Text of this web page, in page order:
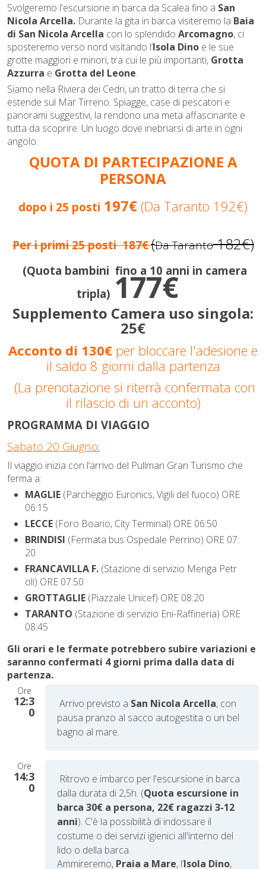
Svolgeremo l'escursione in barca da Scalea fino a San
Nicola Arcella. Durante la gita in barca visiteremo la Baia
di San Nicola Arcella con lo splendido Arcomagno, ci
sposteremo verso nord visitando l’Isola Dino e le sue
grotte maggiori e minori, tra cui le più importanti, Grotta
Azzurra e Grotta del Leone.
Siamo nella Riviera dei Cedri, un tratto di terra che si
estende sul Mar Tirreno. Spiagge, case di pescatori e
panorami suggestivi, la rendono una meta affascinante e
tutta da scoprire. Un luogo dove inebriarsi di arte in ogni
angolo.
QUOTA DI PARTECIPAZIONE A
PERSONA
dopo i 25 posti 197€ (Da Taranto 192€)
Per i primi 25 posti187€(Da Taranto182€)
(Quota bambini fino a 10 anni in camera
tripla) 177€
Supplemento Camera uso singola:
25€
Acconto di 130€ per bloccare l'adesione e
il saldo 8 giorni dalla partenza
(La prenotazione si riterrà confermata con
il rilascio di un acconto)
PROGRAMMA DI VIAGGIO
Sabato 20 Giugno:
Il viaggio inizia con l’arrivo del Pullman Gran Turismo che
ferma a:
MAGLIE (Parcheggio Euronics, Vigili del fuoco) ORE
06:15
LECCE (Foro Boario, City Terminal) ORE 06:50
BRINDISI (Fermata bus Ospedale Perrino) ORE 07:
20
FRANCAVILLA F. (Stazione di servizio Menga Petr
oli) ORE 07:50
GROTTAGLIE (Piazzale Unicef) ORE 08:20
TARANTO (Stazione di servizio Eni-Raffineria) ORE
08:45
Gli orari e le fermate potrebbero subire variazioni e
saranno confermati 4 giorni prima dalla data di
partenza.
Ore
12:3
0
Arrivo previsto a San Nicola Arcella, con
pausa pranzo al sacco autogestita o un bel
bagno al mare.
Ore
14:3
0
Ritrovo e imbarco per l'escursione in barca
dalla durata di 2,5h. (Quota escursione in
barca 30€ a persona, 22€ ragazzi 3-12
anni). C'è la possibilità di indossare il
costume o dei servizi igienici all'interno del
lido o della barca.
Ammireremo, Praia a Mare, l’Isola Dino,